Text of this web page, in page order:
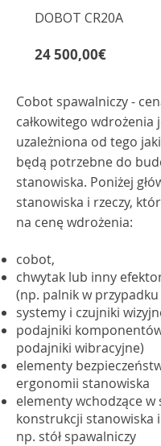
DOBOT CR20A
24 500,00€Cena
Cobot spawalniczy -
całkowitego wdrożenia
uzależniona od tego
będą potrzebne do
stanowiska. Poniżej
stanowiska i rzeczy,
na cenę wdrożenia:
cobot,
chwytak lub inny
(np. palnik w
systemy i czujniki
podajniki
podajniki wibracyjne)
elementy
ergonomii stanowiska
elementy wchodzące w
konstrukcji stanowiska
np. stół spawalniczy